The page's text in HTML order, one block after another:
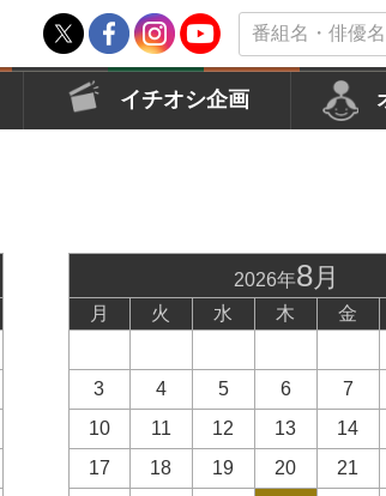
イチオシ企画
2026年8月
月 火 水 木 金
3
4 5 6 7
10
11 12 13 14
17
18 19 20 21